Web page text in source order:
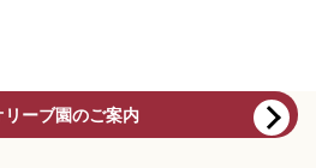
リーブ園のご案内